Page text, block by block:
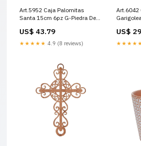
Art.5952 Caja Palomitas
Santa 15cm 6pz G-Piedra De
US$ 43.79
★★★★★ 4.9 (8 reviews)
Art.6042
US$